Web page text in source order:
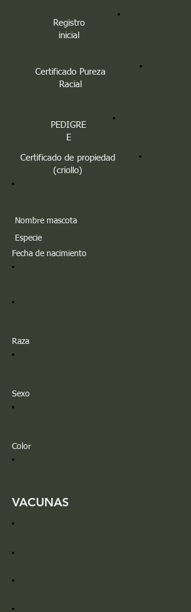
Registro
inicial
Certificado Pureza
Racial
PEDIGRE
E
Certificado de propiedad
(criollo)
Nombre mascota
Especie
Fecha de nacimiento
Raza
Sexo
Color
VACUNAS